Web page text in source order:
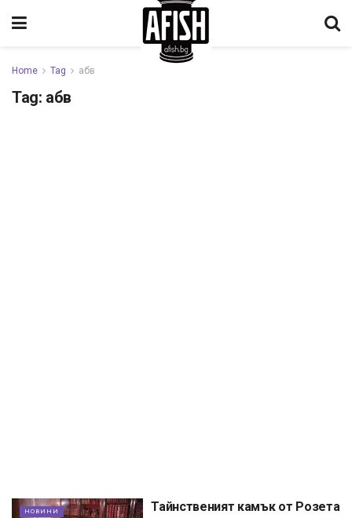
Home Tag абв
Tag: абв
НОВИНИ Тайнственият камък от Розета